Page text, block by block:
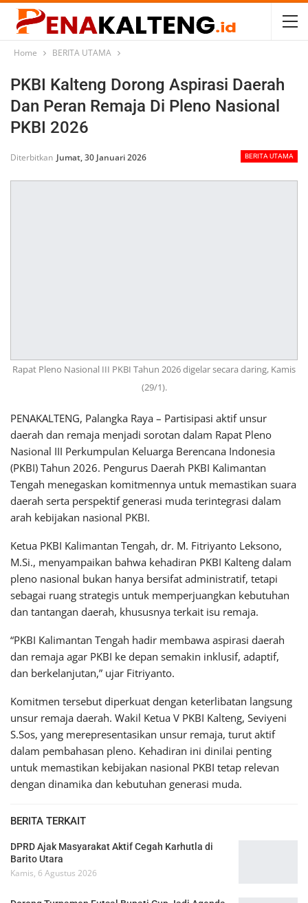
Home BERITA UTAMA
PKBI Kalteng Dorong Aspirasi Daerah
Dan Peran Remaja Di Pleno Nasional
PKBI 2026
BERITA UTAMA
Diterbitkan Jumat, 30 Januari 2026
Rapat Pleno Nasional III PKBI Tahun 2026 digelar secara daring, Kamis
(29/1).
PENAKALTENG, Palangka Raya – Partisipasi aktif unsur
daerah dan remaja menjadi sorotan dalam Rapat Pleno
Nasional III Perkumpulan Keluarga Berencana Indonesia
(PKBI) Tahun 2026. Pengurus Daerah PKBI Kalimantan
Tengah menegaskan komitmennya untuk memastikan suara
daerah serta perspektif generasi muda terintegrasi dalam
arah kebijakan nasional PKBI.
Ketua PKBI Kalimantan Tengah, dr. M. Fitriyanto Leksono,
M.Si., menyampaikan bahwa kehadiran PKBI Kalteng dalam
pleno nasional bukan hanya bersifat administratif, tetapi
sebagai ruang strategis untuk memperjuangkan kebutuhan
dan tantangan daerah, khususnya terkait isu remaja.
“PKBI Kalimantan Tengah hadir membawa aspirasi daerah
dan remaja agar PKBI ke depan semakin inklusif, adaptif,
dan berkelanjutan,” ujar Fitriyanto.
Komitmen tersebut diperkuat dengan keterlibatan langsung
unsur remaja daerah. Wakil Ketua V PKBI Kalteng, Seviyeni
S.Sos, yang merepresentasikan unsur remaja, turut aktif
dalam pembahasan pleno. Kehadiran ini dinilai penting
untuk memastikan kebijakan nasional PKBI tetap relevan
dengan dinamika dan kebutuhan generasi muda.
BERITA TERKAIT
DPRD Ajak Masyarakat Aktif Cegah Karhutla di
Barito Utara
Kamis, 6 Agustus 2026